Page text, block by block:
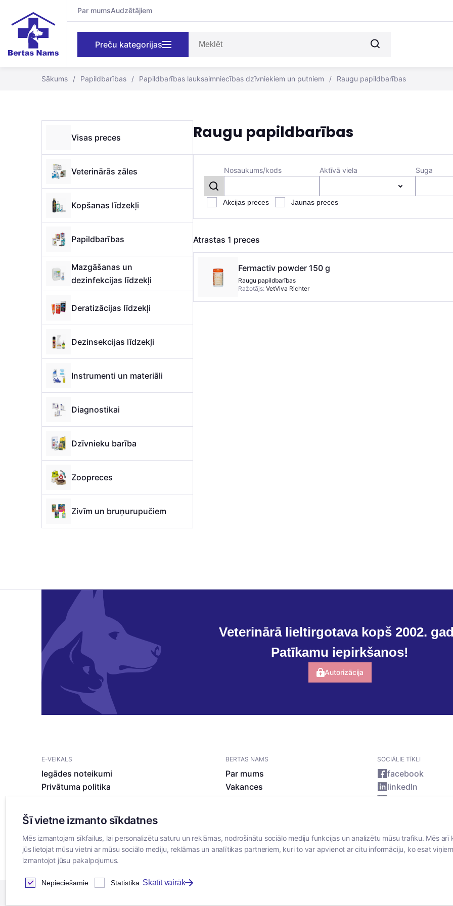
Par mumsAudzētājiem
Preču kategorijas
Sākums / Papildbarības / Papildbarības lauksaimniecības dzīvniekiem un putniem / Raugu papildbarības
Visas preces
Veterinārās zāles
Kopšanas līdzekļi
Papildbarības
Mazgāšanas un
dezinfekcijas līdzekļi
Deratizācijas līdzekļi
Dezinsekcijas līdzekļi
Instrumenti un materiāli
Diagnostikai
Dzīvnieku barība
Zoopreces
Zivīm un bruņurupučiem
Raugu papildbarības
Nosaukums/kods Aktīvā viela Suga
Akcijas preces Jaunas preces
Atrastas 1 preces
Fermactiv powder 150 g
Raugu papildbarības
Ražotājs: VetViva Richter
Veterinārā lieltirgotava kopš 2002.
Patīkamu iepirkšanos!
Autorizācija
E-VEIKALS
Iegādes noteikumi
Privātuma politika
BERTAS NAMS
Par mums
Vakances
SOCIĀLIE TĪKLI
facebook
linkedIn
Šī vietne izmanto sīkdatnes
Mēs izmantojam sīkfailus, lai personalizētu saturu un reklāmas, nodrošinātu sociālo mediju funkcijas un analizētu mūsu trafiku. Mēs
jūs lietojat mūsu vietni ar mūsu sociālo mediju, reklāmas un analītikas partneriem, kuri to var apvienot ar citu informāciju, ko esat
izmantojot jūsu pakalpojumus.
Nepieciešamie Statistika Skatīt vairāk